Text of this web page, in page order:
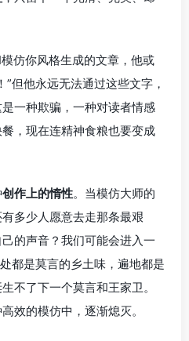
仿你风格生成的文章，他或
但他永远无法通过这些文字，
一种欺骗，一种对读者情感
，现在连精神食粮也要变成
创作上的惰性。当模仿大师的
多少人愿意去走那条最艰
的声音？我们可能会进入一
都是莫言的乡土味，遍地都是
不了下一个莫言和王家卫。
效的模仿中，逐渐熄灭。